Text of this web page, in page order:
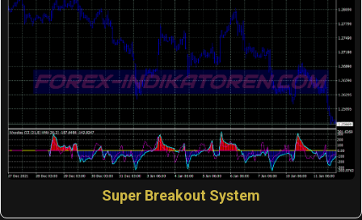
Super Breakout System